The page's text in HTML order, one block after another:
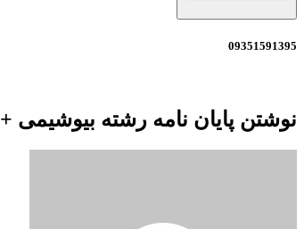
09351591395
نوشتن پایان نامه رشته بیوشیمی